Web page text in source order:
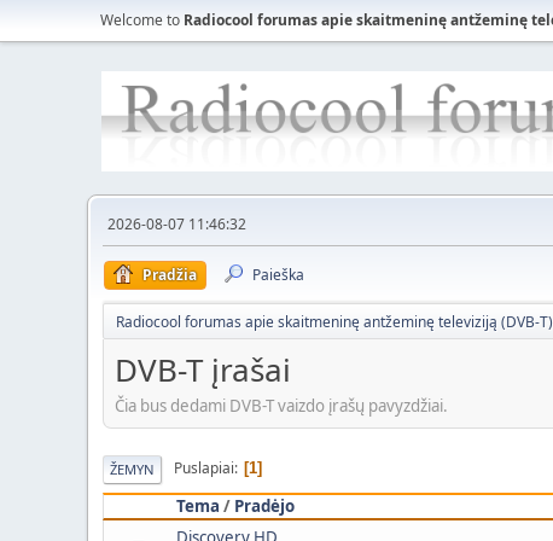
Welcome to Radiocool forumas apie skaitmeninę antžeminę
2026-08-07 11:46:32
Pradžia Paieška
Radiocool forumas apie skaitmeninę antžeminę televiziją (DVB-
DVB-T įrašai
Čia bus dedami DVB-T vaizdo įrašų pavyzdžiai.
ŽEMYN Puslapiai 1
Tema / Pradėjo